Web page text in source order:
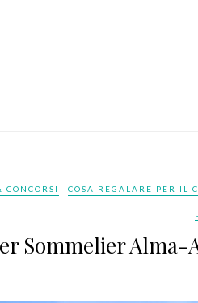
CONCORSI COSA REGALARE PER IL
Sommelier Alma-